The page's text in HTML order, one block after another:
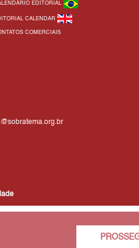
EDITORIAL
CALENDAR
COMERCIAIS